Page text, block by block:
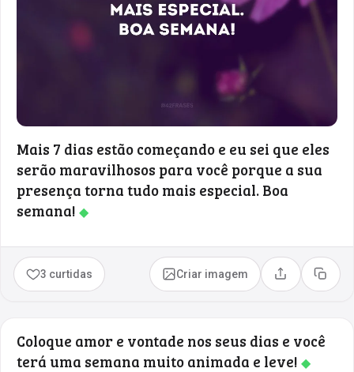
Mais 7 dias estão começando e eu sei que eles
serão maravilhosos para você porque a sua
presença torna tudo mais especial. Boa
semana! ◆
3 curtidas Criar imagem Compartilhar
Copiar
Coloque amor e vontade nos seus dias e você
terá uma semana muito animada e leve! ◆